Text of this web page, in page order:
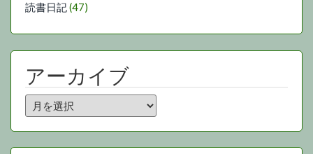
読書日記(47)
アーカイブ
ア
ー
カ
イ